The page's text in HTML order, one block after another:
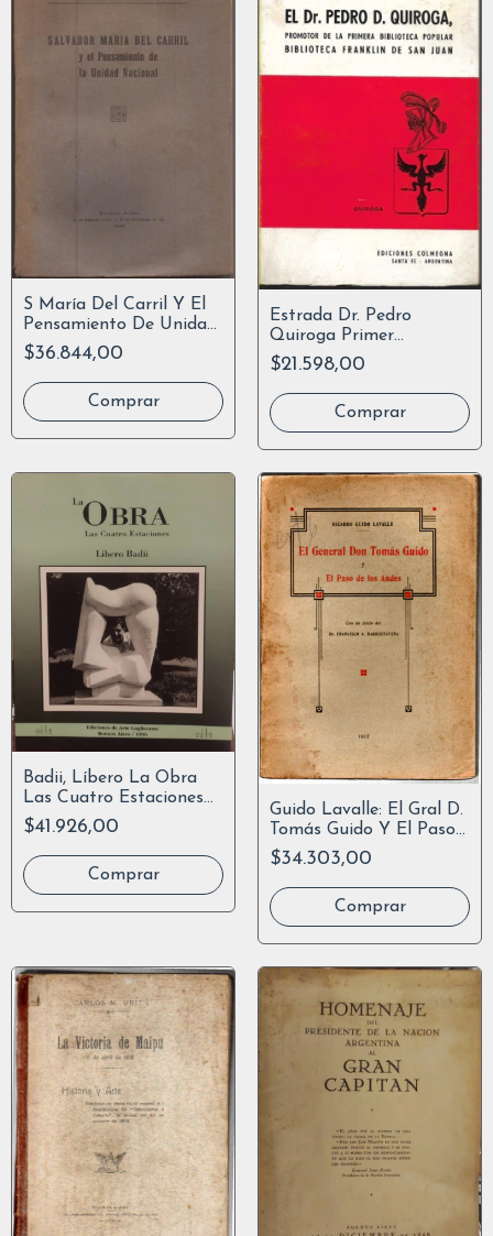
S María Del Carril Y El
Pensamiento De Unidad
Nacional 1925
$36.844,00
Estrada Dr. Pedro
Quiroga Primer
Biblioteca Popular
Franklin
$21.598,00
Badii, Líbero La Obra
Las Cuatro Estaciones
1993
$41.926,00
Guido Lavalle: El Gral D.
Tomás Guido Y El Paso
De Los Andes
$34.303,00